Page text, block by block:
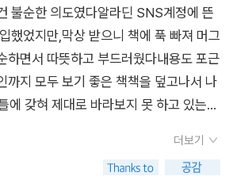
이다. 헥터는 낸시가 고양이로서의 자신
바른 삶을 살아갈 수 있도록 돕는다. “그
이인 낸시도 낸시의 한 부분이라고 보거
한테 낸시가 고양이라고 언제 알릴 거예
는 모두 고양이 낸시와 같은 삶을 살고
하고 있는 공통된 질문이라고도 할 수 있
삶의 형태는 다르지만 자신도 모르는
보면 ‘낸시’라기보다는 낸시를 받아들
더거 씨와 지미, 그리고 마을 쥐들이 아
와 환대, 사랑이 없었다면 낸시가 그토
한 고양이로 자랄 수는 없을 것이다. 자
해주는 존재들을 ‘본능’이라는 이유로
쫓아다니고 괴롭히거나 잡아먹는(!) 무시
나지 않을 것이다. 다름을 받아들이는
. 아저씨(아이 아버지)는 어쩔 줄 몰라서
모르는 아이는 ‘아기’라는 대목만 보고
여서 따뜻하게 품어 주어야 한다고 말합
꼬리를 가졌구나!” “정말?” “우린 좋
.” (106쪽)“낸시 데려갈 거면 한 명 놓
, 해님, 할래요.” (139쪽) 만화책 《고양
때문에 참으로 만화스러운 이야기를 들려
불순한 의도였다알라딘 SNS계정에 뜬
했었지만,막상 받으니 책에 푹 빠져 머그
하면서 따뜻하고 부드러웠다내용도 포근
까지 모두 보기 좋은 책책을 덮고나서 나
에 갖혀 제대로 바라보지 못 하고 있는
더보기